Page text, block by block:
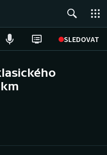
SLEDOVAT